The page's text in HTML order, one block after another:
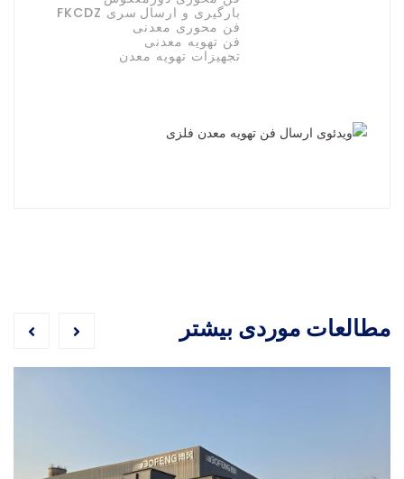
بارگیری و ارسال سری FKCDZ
فن محوری معدنی
فن تهویه معدنی
تجهیزات تهویه معدن
مطالعات موردی بیشتر
تهویه و تخلیه هوای سوله‌های صنعتی | فن‌های ویژه محیط‌های دما بالا و خورنده | فیلتراسیون غبار و تصفیه هوا